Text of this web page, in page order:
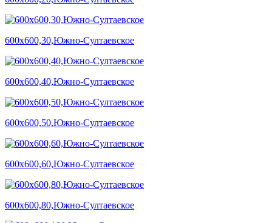
600х600,30,Южно-Султаевское
600х600,40,Южно-Султаевское
600х600,50,Южно-Султаевское
600х600,60,Южно-Султаевское
600х600,80,Южно-Султаевское